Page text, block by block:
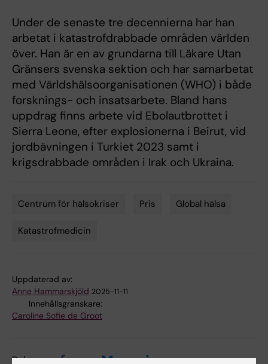
Under de senaste tre decennierna har han
arbetat i katastrofdrabbade områden världen
över. Han är en av grundarna till Läkare Utan
Gränsers svenska sektion och har samarbetat
med Världshälsoorganisationen (WHO) i både
forsknings- och insatsarbete. Bland hans
uppdrag finns arbete vid Ebolautbrottet i
Sierra Leone, efter explosionerna i Beirut, vid
jordbävningen i Turkiet 2023 samt i
krigsdrabbade områden i Irak och Ukraina.
Centrum för hälsokriser Pris Global hälsa
Katastrofmedicin
Uppdaterad av:
Anne Hammarskjöld 2025-11-11
Innehållsgranskare:
Caroline Sofie de Groot
Dela